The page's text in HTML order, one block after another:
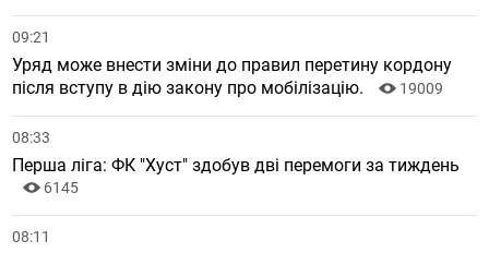
09:21
Уряд може внести зміни до правил перетину кордону
після вступу в дію закону про мобілізацію.
19009
08:33
Перша ліга: ФК "Хуст" здобув дві перемоги за тиждень
6145
08:11